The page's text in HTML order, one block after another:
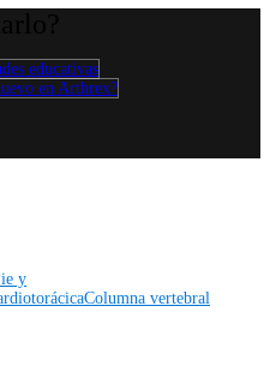
educativas
en Arthrex?
y
Columna vertebral